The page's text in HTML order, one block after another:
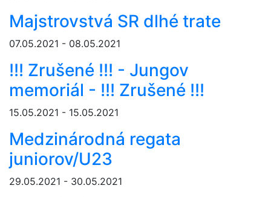
Majstrovstvá SR dlhé trate
07.05.2021 - 08.05.2021
!!! Zrušené !!! - Jungov
memoriál - !!! Zrušené !!!
15.05.2021 - 15.05.2021
Medzinárodná regata
juniorov/U23
29.05.2021 - 30.05.2021